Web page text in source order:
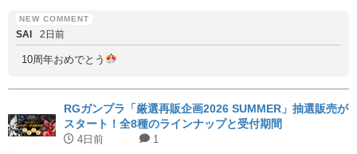
SAI 2日前
10周年おめでとう
RGガンプラ「厳選再販企画2026 SUMMER」抽選販売が
スタート！全8種のラインナップと受付期間
4日前 1